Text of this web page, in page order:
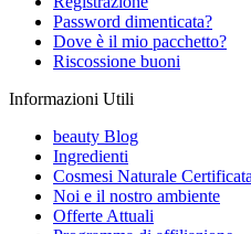
Password dimenticata?
Dove è il mio pacchetto?
Riscossione buoni
Informazioni Utili
beauty Blog
Ingredienti
Cosmesi Naturale Certificata
Noi e il nostro ambiente
Offerte Attuali